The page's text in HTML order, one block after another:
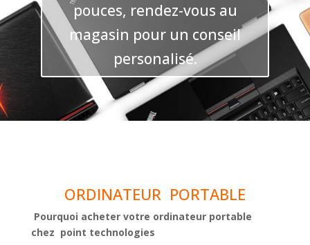
pouces, rendez-vous au
magasin pour un conseil
personalisé.
ORDINATEUR PORTABLE
Pourquoi acheter votre ordinateur portable
chez point technologies